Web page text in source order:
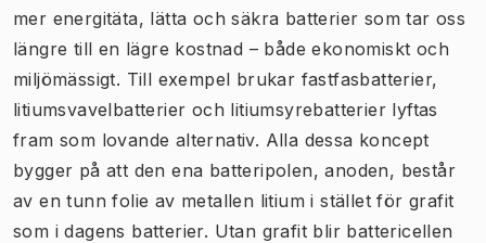
mer energitäta, lätta och säkra batterier som tar oss
längre till en lägre kostnad – både ekonomiskt och
miljömässigt. Till exempel brukar fastfasbatterier,
litiumsvavelbatterier och litiumsyrebatterier lyftas
fram som lovande alternativ. Alla dessa koncept
bygger på att den ena batteripolen, anoden, består
av en tunn folie av metallen litium i stället för grafit
som i dagens batterier. Utan grafit blir battericellen